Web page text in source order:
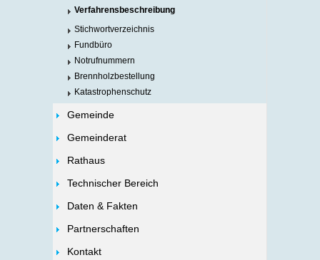
Verfahrensbeschreibung
Stichwortverzeichnis
Fundbüro
Notrufnummern
Brennholzbestellung
Katastrophenschutz
Gemeinde
Gemeinderat
Rathaus
Technischer Bereich
Daten & Fakten
Partnerschaften
Kontakt